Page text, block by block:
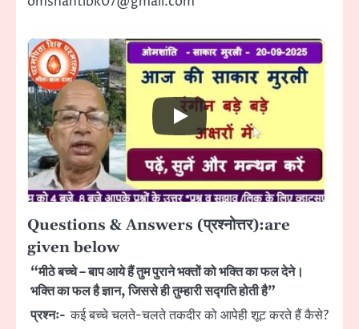
Questions & Answers (प्रश्नोत्तर):are
given below
“मीठे बच्चे – बाप आये हैं तुम पुराने भक्तों को भक्ति का फल देने।
भक्ति का फल है ज्ञान, जिससे ही तुम्हारी सद्गति होती है”
प्रश्नः- कई बच्चे चलते-चलते तकदीर को आपेही शूट करते हैं कैसे?